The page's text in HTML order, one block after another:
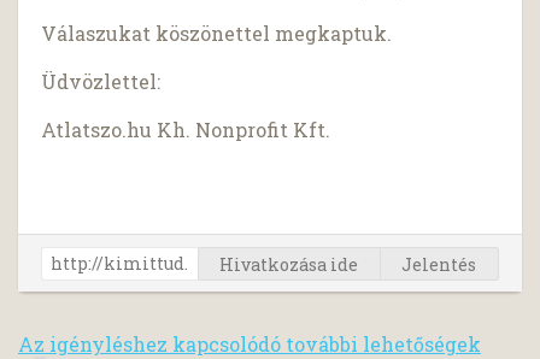
Válaszukat köszönettel megkaptuk.
Üdvözlettel:
Atlatszo.hu Kh. Nonprofit Kft.
Hivatkozása ide Jelentés
Az igényléshez kapcsolódó további lehetőségek